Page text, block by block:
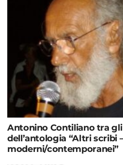
Antonino Contiliano tra
dell’antologia “Altri scribi
moderni/contemporanei”